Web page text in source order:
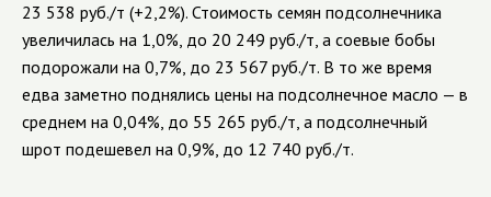
23 538 руб./т (+2,2%). Стоимость семян подсолнечника
увеличилась на 1,0%, до 20 249 руб./т, а соевые бобы
подорожали на 0,7%, до 23 567 руб./т. В то же время
едва заметно поднялись цены на подсолнечное масло — в
среднем на 0,04%, до 55 265 руб./т, а подсолнечный
шрот подешевел на 0,9%, до 12 740 руб./т.